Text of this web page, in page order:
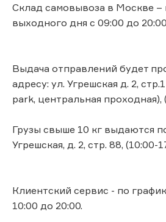
Склад самовывоза в Москве –
выходного дня с 09:00 до
Выдача отправлений будет
адресу: ул. Угрешcкая д. 2,
park, центральная проходная),
Грузы свыше 10 кг выдаются
Угрешcкая, д. 2, стр. 88, (10:00-
Клиентский сервис - по
10:00 до 20:00.